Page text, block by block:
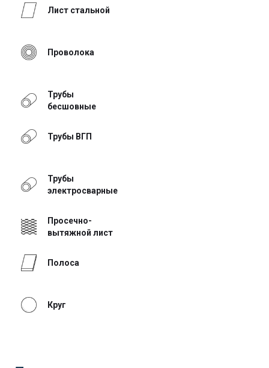
Лист стальной
Проволока
Трубы
бесшовные
Трубы ВГП
Трубы
электросварные
Просечно-
вытяжной лист
Полоса
Круг